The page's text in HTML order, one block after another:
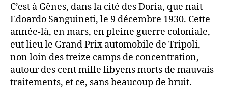
C’est à Gênes, dans la cité des Doria, que nait
Edoardo Sanguineti, le 9 décembre 1930. Cette
année-là, en mars, en pleine guerre coloniale,
eut lieu le Grand Prix automobile de Tripoli,
non loin des treize camps de concentration,
autour des cent mille libyens morts de mauvais
traitements, et ce, sans beaucoup de bruit.